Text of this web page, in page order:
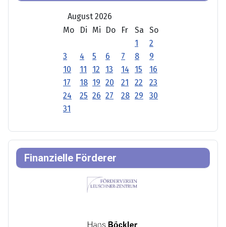
August 2026
Mo
Di Mi Do Fr Sa
So
1
2
3
4 5 6 7 8
9
10
11 12 13 14 15
16
17
18 19 20 21 22
23
24
25 26 27 28 29
30
31
Finanzielle Förderer